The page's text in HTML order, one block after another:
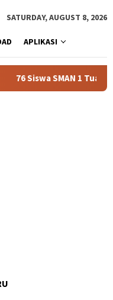
SATURDAY, AUGUST 8, 2026
APLIKASI
1 Tualang Lolos SNBT